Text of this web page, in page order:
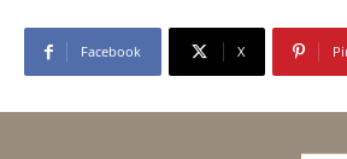
Facebook X